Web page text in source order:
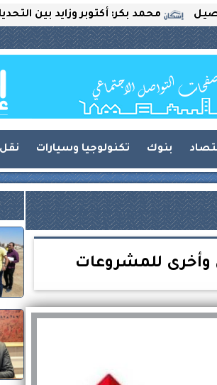
محمد بكر: أكتوبر وزايد بين التحديات
بنوك تكنولوجيا وسيارات
وأخرى للمشروعات